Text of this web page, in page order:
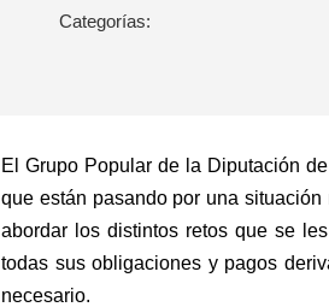
Categorías:
El Grupo Popular de la Diputación
que están pasando por una
abordar los distintos retos que se
todas sus obligaciones y pagos
necesario.